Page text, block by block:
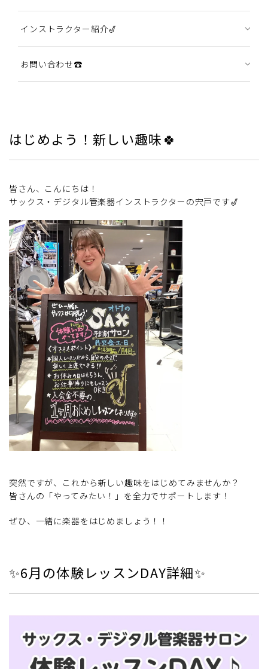
インストラクター紹介🎷
お問い合わせ☎
はじめよう！新しい趣味🍀
皆さん、こんにちは！
サックス・デジタル管楽器インストラクターの宍戸です🎷
突然ですが、これから新しい趣味をはじめてみませんか？
皆さんの「やってみたい！」を全力でサポートします！
ぜひ、一緒に楽器をはじめましょう！！
✨6月の体験レッスンDAY詳細✨